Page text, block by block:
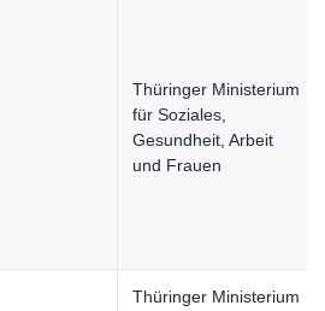
Thüringer Ministerium
für Soziales,
Gesundheit, Arbeit
und Frauen
Thüringer Ministerium